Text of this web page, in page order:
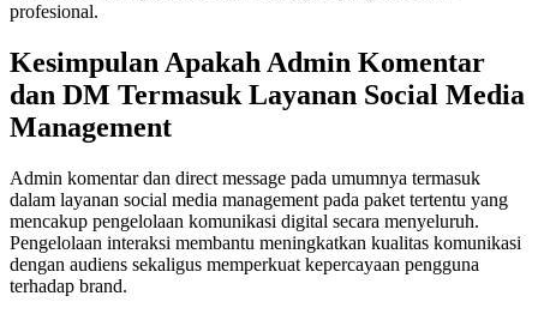
profesional.
Kesimpulan Apakah Admin Komentar
dan DM Termasuk Layanan Social Media
Management
Admin komentar dan direct message pada umumnya termasuk
dalam layanan social media management pada paket tertentu yang
mencakup pengelolaan komunikasi digital secara menyeluruh.
Pengelolaan interaksi membantu meningkatkan kualitas komunikasi
dengan audiens sekaligus memperkuat kepercayaan pengguna
terhadap brand.